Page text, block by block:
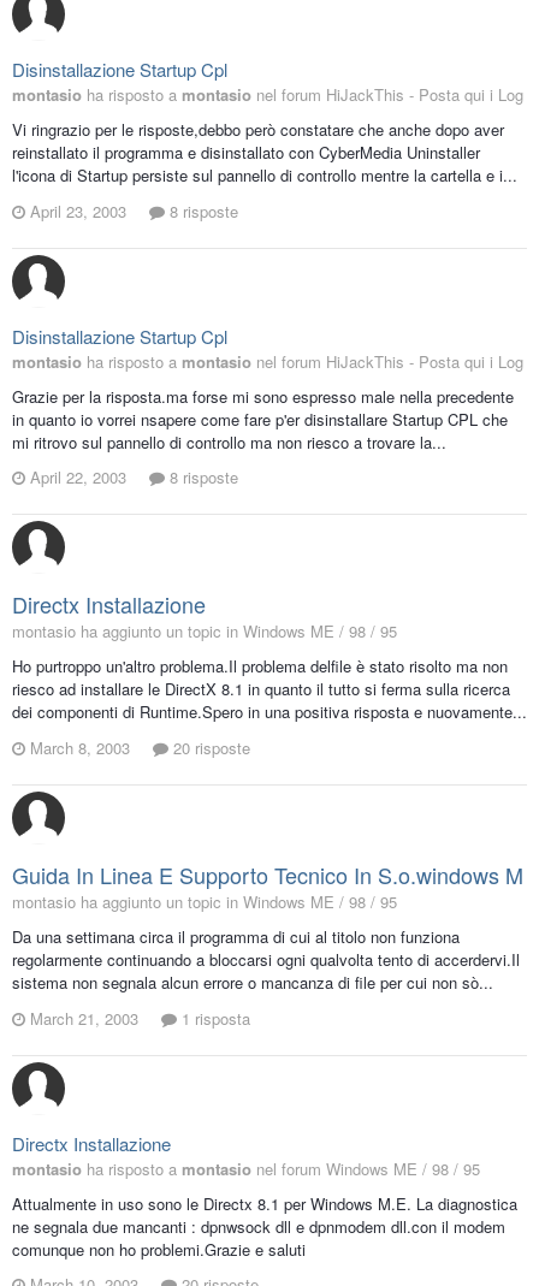
Disinstallazione Startup Cpl
montasio ha risposto a montasio nel forum HiJackThis - Posta qui i Log
Vi ringrazio per le risposte,debbo però constatare che anche dopo aver
reinstallato il programma e disinstallato con CyberMedia Uninstaller
l'icona di Startup persiste sul pannello di controllo mentre la cartella e i...
April 23, 2003
8 risposte
Disinstallazione Startup Cpl
montasio ha risposto a montasio nel forum HiJackThis - Posta qui i Log
Grazie per la risposta.ma forse mi sono espresso male nella precedente
in quanto io vorrei nsapere come fare p'er disinstallare Startup CPL che
mi ritrovo sul pannello di controllo ma non riesco a trovare la...
April 22, 2003
8 risposte
Directx Installazione
montasio ha aggiunto un topic in Windows ME / 98 / 95
Ho purtroppo un'altro problema.Il problema delfile è stato risolto ma non
riesco ad installare le DirectX 8.1 in quanto il tutto si ferma sulla ricerca
dei componenti di Runtime.Spero in una positiva risposta e nuovamente...
March 8, 2003
20 risposte
Guida In Linea E Supporto Tecnico In S.o.windows M
montasio ha aggiunto un topic in Windows ME / 98 / 95
Da una settimana circa il programma di cui al titolo non funziona
regolarmente continuando a bloccarsi ogni qualvolta tento di accerdervi.Il
sistema non segnala alcun errore o mancanza di file per cui non sò...
March 21, 2003
1 risposta
Directx Installazione
montasio ha risposto a montasio nel forum Windows ME / 98 / 95
Attualmente in uso sono le Directx 8.1 per Windows M.E. La diagnostica
ne segnala due mancanti : dpnwsock dll e dpnmodem dll.con il modem
comunque non ho problemi.Grazie e saluti